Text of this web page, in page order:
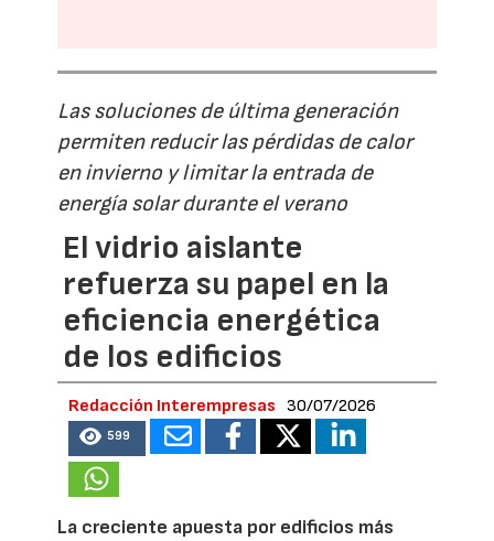
Las soluciones de última generación
permiten reducir las pérdidas de calor
en invierno y limitar la entrada de
energía solar durante el verano
El vidrio aislante
refuerza su papel en la
eficiencia energética
de los edificios
Redacción Interempresas 30/07/2026
599
La creciente apuesta por edificios más